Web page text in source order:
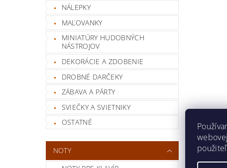
NÁLEPKY
MAĽOVANKY
MINIATÚRY HUDOBNÝCH
NÁSTROJOV
DEKORÁCIE A ZDOBENIE
DROBNÉ DARČEKY
ZÁBAVA A PÁRTY
SVIEČKY A SVIETNIKY
OSTATNÉ
NOTY